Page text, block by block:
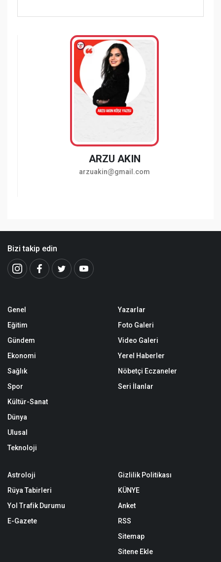
ARZU AKIN
arzuakin@gmail.com
Bizi takip edin
Genel
Eğitim
Gündem
Ekonomi
Sağlık
Spor
Kültür-Sanat
Dünya
Ulusal
Teknoloji
Yazarlar
Foto Galeri
Video Galeri
Yerel Haberler
Nöbetçi Eczaneler
Seri İlanlar
Astroloji
Rüya Tabirleri
Yol Trafik Durumu
E-Gazete
Gizlilik Politikası
KÜNYE
Anket
RSS
Sitemap
Sitene Ekle